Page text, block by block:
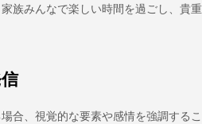
族みんなで楽しい時間を過ごし、貴重
合、視覚的な要素や感情を強調するこ